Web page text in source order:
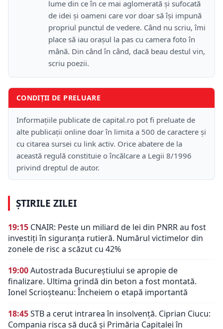
lume din ce în ce mai aglomerată și sufocată
de idei și oameni care vor doar să își impună
propriul punctul de vedere. Când nu scriu, îmi
place să iau orașul la pas cu camera foto în
mână. Din când în când, dacă beau destul vin,
scriu poezii.
CONDIȚII DE PRELUARE
Informațiile publicate de capital.ro pot fi preluate de
alte publicații online doar în limita a 500 de caractere și
cu citarea sursei cu link activ. Orice abatere de la
această regulă constituie o încălcare a Legii 8/1996
privind dreptul de autor.
ȘTIRILE ZILEI
19:15 CNAIR: Peste un miliard de lei din PNRR au fost
investiți în siguranța rutieră. Numărul victimelor din
zonele de risc a scăzut cu 42%
19:00Autostrada Bucureștiului se apropie de
finalizare. Ultima grindă din beton a fost montată.
Ionel Scrioșteanu: Încheiem o etapă importantă
18:45STB a cerut intrarea în insolvență. Ciprian Ciucu:
Compania risca să ducă și Primăria Capitalei în